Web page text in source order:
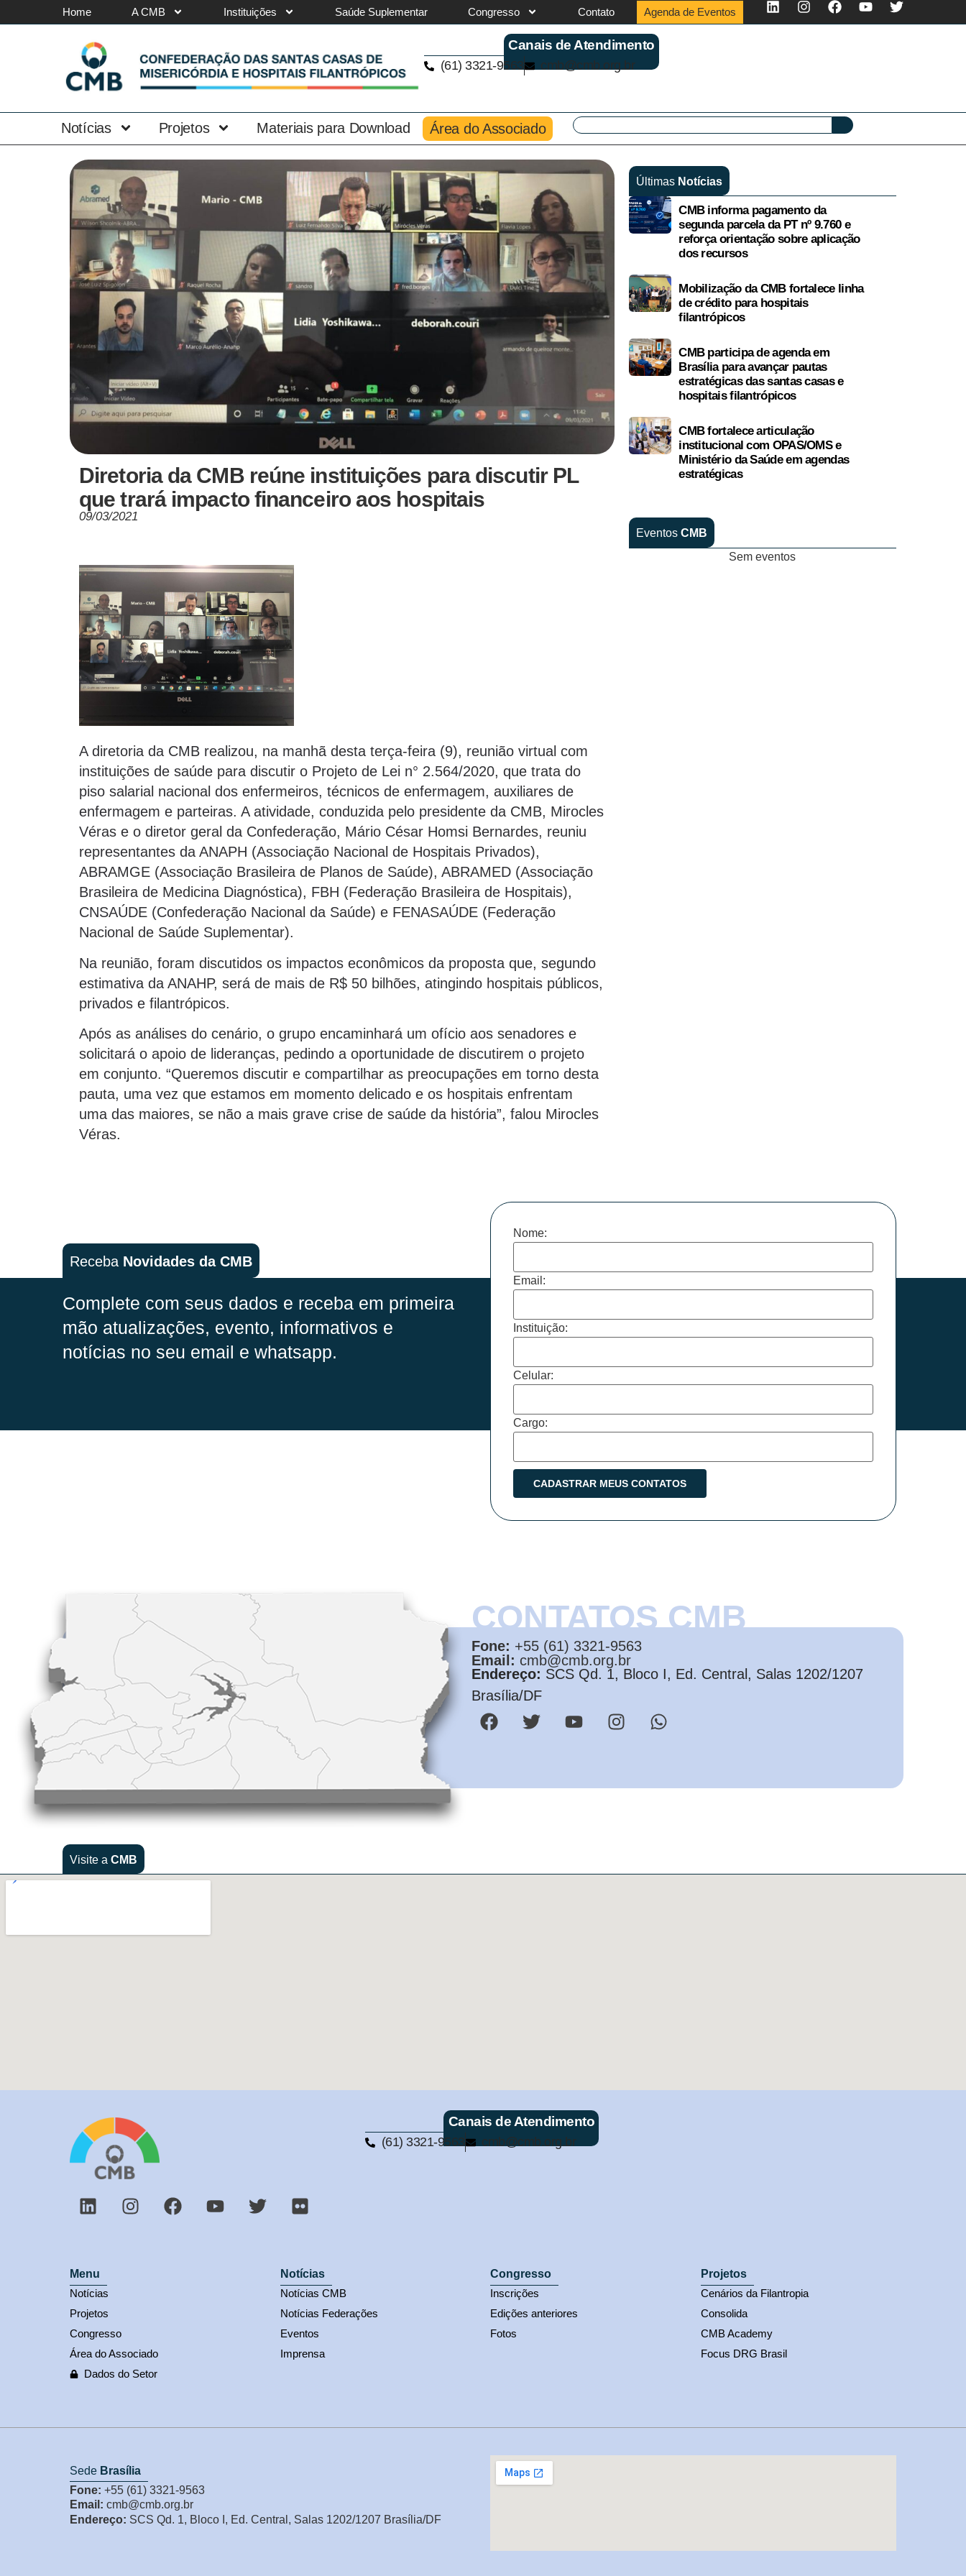
Home A CMB Instituições Saúde Suplementar Congresso Contato Agenda de Eventos
Canais de Atendimento
(61) 3321-9563 cmb@cmb.org.br
Notícias Projetos Materiais para Download Área do Associado
Diretoria da CMB reúne instituições para discutir PL
que trará impacto financeiro aos hospitais
09/03/2021
A diretoria da CMB realizou, na manhã desta terça-feira (9), reunião virtual com
instituições de saúde para discutir o Projeto de Lei n° 2.564/2020, que trata do
piso salarial nacional dos enfermeiros, técnicos de enfermagem, auxiliares de
enfermagem e parteiras. A atividade, conduzida pelo presidente da CMB, Mirocles
Véras e o diretor geral da Confederação, Mário César Homsi Bernardes, reuniu
representantes da ANAPH (Associação Nacional de Hospitais Privados),
ABRAMGE (Associação Brasileira de Planos de Saúde), ABRAMED (Associação
Brasileira de Medicina Diagnóstica), FBH (Federação Brasileira de Hospitais),
CNSAÚDE (Confederação Nacional da Saúde) e FENASAÚDE (Federação
Nacional de Saúde Suplementar).
Na reunião, foram discutidos os impactos econômicos da proposta que, segundo
estimativa da ANAHP, será de mais de R$ 50 bilhões, atingindo hospitais públicos,
privados e filantrópicos.
Após as análises do cenário, o grupo encaminhará um ofício aos senadores e
solicitará o apoio de lideranças, pedindo a oportunidade de discutirem o projeto
em conjunto. “Queremos discutir e compartilhar as preocupações em torno desta
pauta, uma vez que estamos em momento delicado e os hospitais enfrentam
uma das maiores, se não a mais grave crise de saúde da história”, falou Mirocles
Véras.
Últimas Notícias
CMB informa pagamento da
segunda parcela da PT nº 9.760 e
reforça orientação sobre aplicação
dos recursos
Mobilização da CMB fortalece linha
de crédito para hospitais
filantrópicos
CMB participa de agenda em
Brasília para avançar pautas
estratégicas das santas casas e
hospitais filantrópicos
CMB fortalece articulação
institucional com OPAS/OMS e
Ministério da Saúde em agendas
estratégicas
Eventos CMB
Sem eventos
Receba Novidades da CMB
Complete com seus dados e receba em primeira
mão atualizações, evento, informativos e
notícias no seu email e whatsapp.
Nome:
Email:
Instituição:
Celular:
Cargo:
CONTATOS CMB
Fone: +55 (61) 3321-9563
Email: cmb@cmb.org.br
Endereço: SCS Qd. 1, Bloco I, Ed. Central, Salas 1202/1207
Brasília/DF
Visite a CMB
Canais de Atendimento
(61) 3321-9563 cmb@cmb.org.br
Menu
Notícias
Projetos
Congresso
Área do Associado
Dados do Setor
Notícias
Notícias CMB
Notícias Federações
Eventos
Imprensa
Congresso
Inscrições
Edições anteriores
Fotos
Projetos
Cenários da Filantropia
Consolida
CMB Academy
Focus DRG Brasil
Sede Brasília
Fone: +55 (61) 3321-9563
Email: cmb@cmb.org.br
Endereço: SCS Qd. 1, Bloco I, Ed. Central, Salas 1202/1207 Brasília/DF